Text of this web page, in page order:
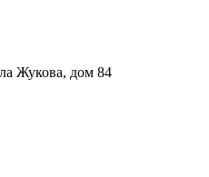
Жукова, дом 84